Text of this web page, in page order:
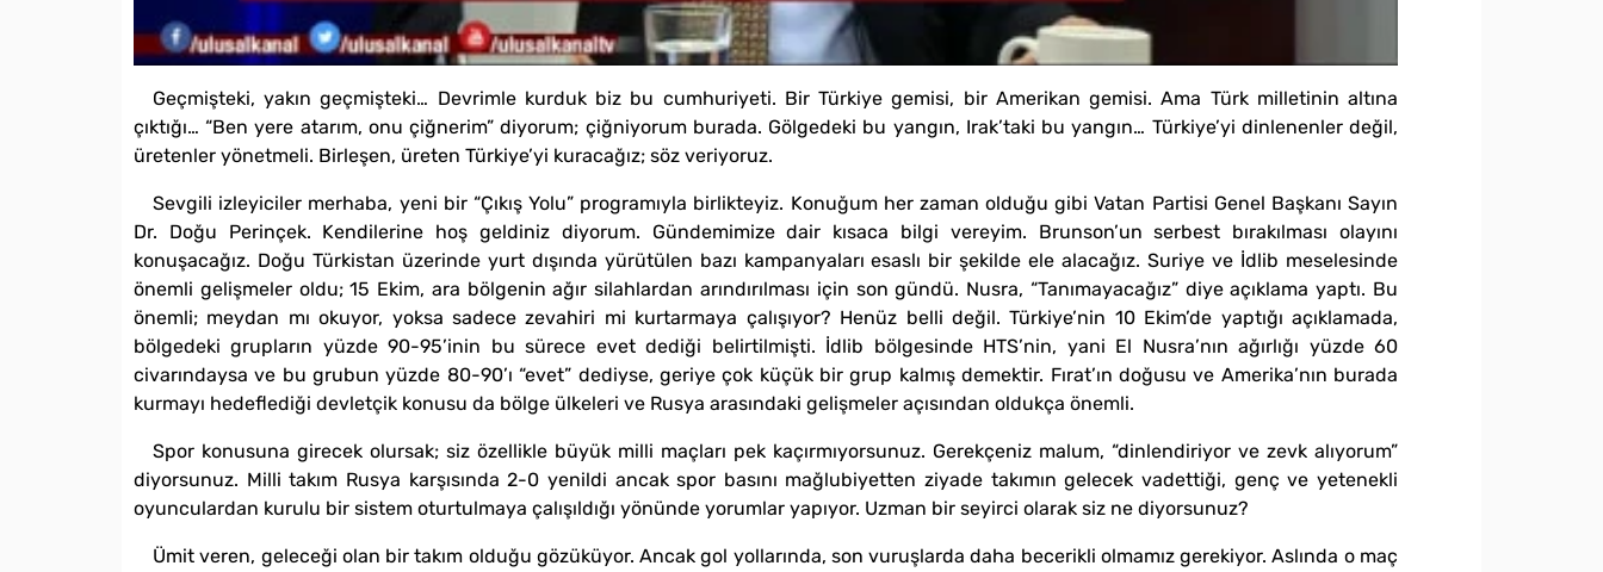
Geçmişteki, yakın geçmişteki… Devrimle kurduk biz bu cumhuriyeti. Bir Türkiye gemisi, bir Amerikan gemisi. Ama Türk milletinin altına
çıktığı… “Ben yere atarım, onu çiğnerim” diyorum; çiğniyorum burada. Gölgedeki bu yangın, Irak’taki bu yangın… Türkiye’yi dinlenenler değil,
üretenler yönetmeli. Birleşen, üreten Türkiye’yi kuracağız; söz veriyoruz.
Sevgili izleyiciler merhaba, yeni bir “Çıkış Yolu” programıyla birlikteyiz. Konuğum her zaman olduğu gibi Vatan Partisi Genel Başkanı Sayın
Dr. Doğu Perinçek. Kendilerine hoş geldiniz diyorum. Gündemimize dair kısaca bilgi vereyim. Brunson’un serbest bırakılması olayını
konuşacağız. Doğu Türkistan üzerinde yurt dışında yürütülen bazı kampanyaları esaslı bir şekilde ele alacağız. Suriye ve İdlib meselesinde
önemli gelişmeler oldu; 15 Ekim, ara bölgenin ağır silahlardan arındırılması için son gündü. Nusra, “Tanımayacağız” diye açıklama yaptı. Bu
önemli; meydan mı okuyor, yoksa sadece zevahiri mi kurtarmaya çalışıyor? Henüz belli değil. Türkiye’nin 10 Ekim’de yaptığı açıklamada,
bölgedeki grupların yüzde 90-95’inin bu sürece evet dediği belirtilmişti. İdlib bölgesinde HTS’nin, yani El Nusra’nın ağırlığı yüzde 60
civarındaysa ve bu grubun yüzde 80-90’ı “evet” dediyse, geriye çok küçük bir grup kalmış demektir. Fırat’ın doğusu ve Amerika’nın burada
kurmayı hedeflediği devletçik konusu da bölge ülkeleri ve Rusya arasındaki gelişmeler açısından oldukça önemli.
Spor konusuna girecek olursak; siz özellikle büyük milli maçları pek kaçırmıyorsunuz. Gerekçeniz malum, “dinlendiriyor ve zevk alıyorum”
diyorsunuz. Milli takım Rusya karşısında 2-0 yenildi ancak spor basını mağlubiyetten ziyade takımın gelecek vadettiği, genç ve yetenekli
oyunculardan kurulu bir sistem oturtulmaya çalışıldığı yönünde yorumlar yapıyor. Uzman bir seyirci olarak siz ne diyorsunuz?
Ümit veren, geleceği olan bir takım olduğu gözüküyor. Ancak gol yollarında, son vuruşlarda daha becerikli olmamız gerekiyor. Aslında o maç